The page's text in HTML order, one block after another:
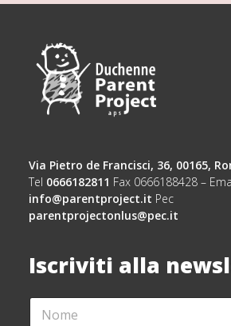
Via Pietro de Francisci, 36, 00165,
Tel 0666182811 Fax 0666188428 –
info@parentproject.it Pec
parentprojectonlus@pec.it
Iscriviti alla
N